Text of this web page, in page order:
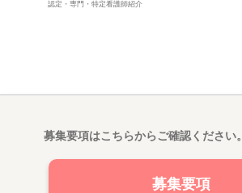
認定・専門・特定看護師紹介
募集要項はこちらからご確認ください。
募集要項